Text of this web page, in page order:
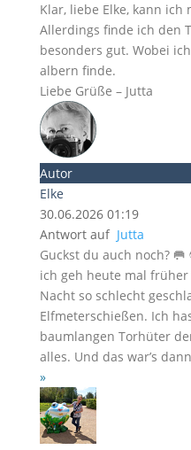
Klar, liebe Elke, kann
Allerdings finde ich den
besonders gut. Wobei
albern finde.
Liebe Grüße – Jutta
Autor
Elke
30.06.2026 01:19
Antwort auf Jutta
Guckst du auch noch? 🥅
ich geh heute mal
Nacht so schlecht
Elfmeterschießen. Ich
baumlangen Torhüter
alles. Und das war’s
»